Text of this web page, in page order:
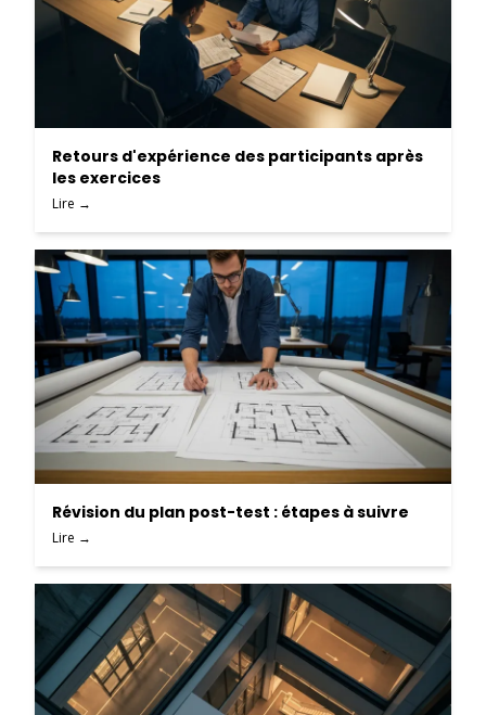
Retours d'expérience des participants après
les exercices
Lire →
Révision du plan post-test : étapes à suivre
Lire →